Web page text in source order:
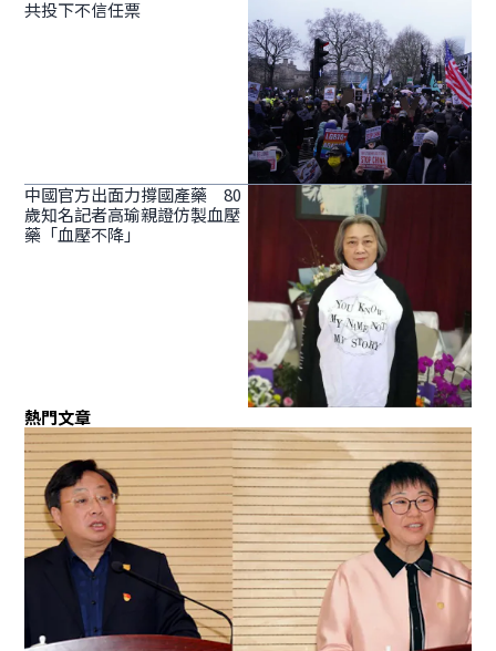
共投下不信任票
中國官方出面力撐國產藥 80
歲知名記者高瑜親證仿製血壓
藥「血壓不降」
熱門文章